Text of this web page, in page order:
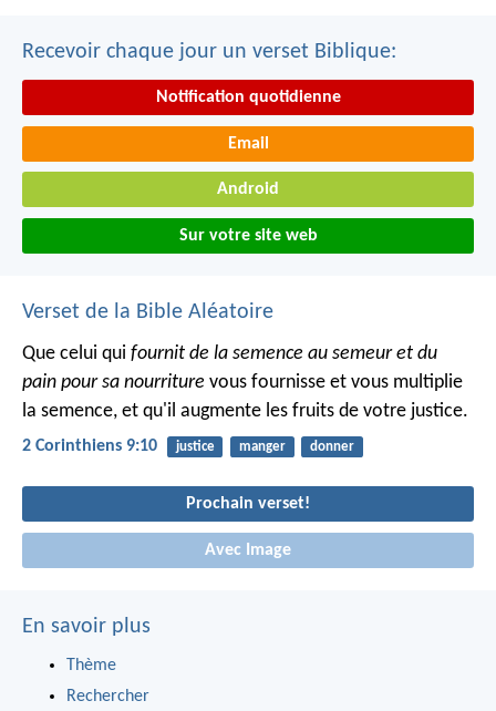
Recevoir chaque jour un verset Biblique:
Notification quotidienne
Email
Android
Sur votre site web
Verset de la Bible Aléatoire
Que celui qui fournit de la semence au semeur et du
pain pour sa nourriture vous fournisse et vous multiplie
la semence, et qu'il augmente les fruits de votre justice.
2 Corinthiens 9:10 justice manger donner
Prochain verset!
Avec Image
En savoir plus
Thème
Rechercher